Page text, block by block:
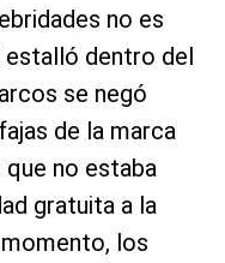
no es
estalló dentro del
se negó
de la marca
que no estaba
gratuita a la
los